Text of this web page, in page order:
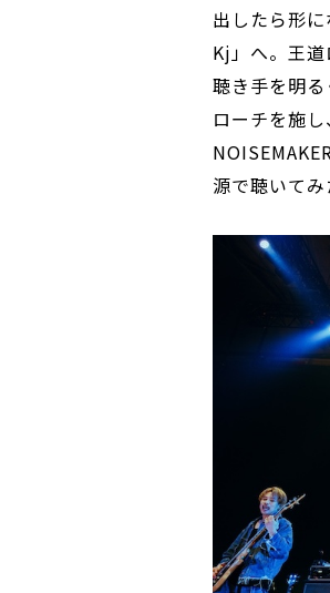
出したら形
Kj」へ。王道
聴き手を明
ローチを施
源で聴いてみ